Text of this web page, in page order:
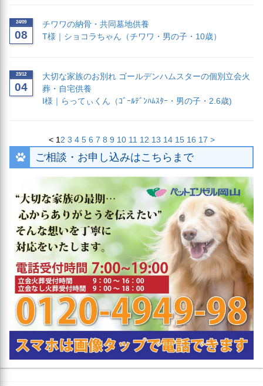
24/09
08
チワワの納骨・共同墓地供養
T様｜ショコラちゃん（チワワ・男の子・10歳）
23/12
04
大切な家族のお別れ ゴールデンハムスターの個別立会火
葬・自宅供養
I様｜らってぃくん（ｺﾞｰﾙﾃﾞﾝﾊﾑｽﾀｰ・男の子・2.6歳)
< 1 2 3 4 5 6 7 8 9 10 11 12 13 14 15 16 17 >
ご相談・お申し込みはこちらまで